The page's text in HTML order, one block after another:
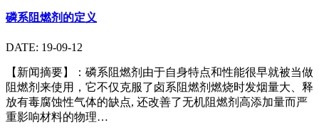
磷系阻燃剂的定义
DATE: 19-09-12
【新闻摘要】：磷系阻燃剂由于自身特点和性能很早就被当做
阻燃剂来使用，它不仅克服了卤系阻燃剂燃烧时发烟量大、释
放有毒腐蚀性气体的缺点, 还改善了无机阻燃剂高添加量而严
重影响材料的物理…